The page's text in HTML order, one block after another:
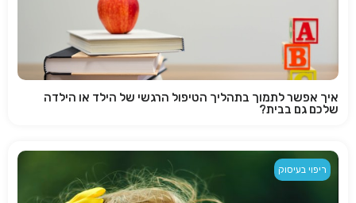
איך אפשר לתמוך בתהליך הטיפול הרגשי של הילד או הילדה
שלכם גם בבית?
ריפוי בעיסוק